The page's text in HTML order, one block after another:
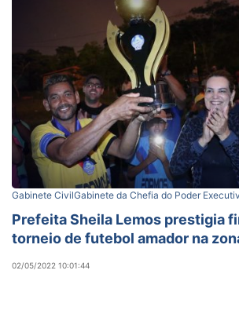
Gabinete CivilGabinete da Chefia do Poder
Prefeita Sheila Lemos prestigia
torneio de futebol amador na
02/05/2022 10:01:44